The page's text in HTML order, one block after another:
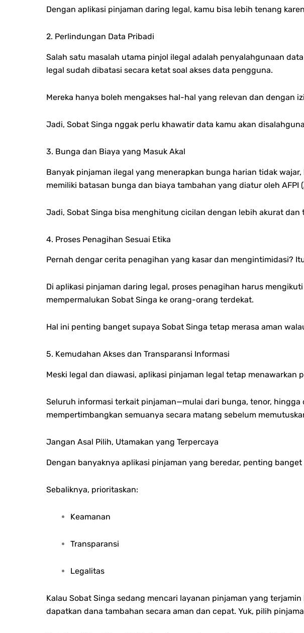
Dengan aplikasi pinjaman daring legal, kamu bisa lebih tenang
2. Perlindungan Data Pribadi
Salah satu masalah utama pinjol ilegal adalah penyalahgunaan
legal sudah dibatasi secara ketat soal akses data pengguna.
Mereka hanya boleh mengakses hal-hal yang relevan dan dengan
Jadi, Sobat Singa nggak perlu khawatir data kamu akan
3. Bunga dan Biaya yang Masuk Akal
Banyak pinjaman ilegal yang menerapkan bunga harian tidak
memiliki batasan bunga dan biaya tambahan yang diatur oleh AFPI
Jadi, Sobat Singa bisa menghitung cicilan dengan lebih akurat
4. Proses Penagihan Sesuai Etika
Pernah dengar cerita penagihan yang kasar dan mengintimidasi?
Di aplikasi pinjaman daring legal, proses penagihan harus
mempermalukan Sobat Singa ke orang-orang terdekat.
Hal ini penting banget supaya Sobat Singa tetap merasa aman
5. Kemudahan Akses dan Transparansi Informasi
Meski legal dan diawasi, aplikasi pinjaman legal tetap menawarkan
Seluruh informasi terkait pinjaman—mulai dari bunga, tenor,
mempertimbangkan semuanya secara matang sebelum
Jangan Asal Pilih, Utamakan yang Terpercaya
Dengan banyaknya aplikasi pinjaman yang beredar, penting
Sebaliknya, prioritaskan:
Keamanan
Transparansi
Legalitas
Kalau Sobat Singa sedang mencari layanan pinjaman yang
dapatkan dana tambahan secara aman dan cepat. Yuk, pilih